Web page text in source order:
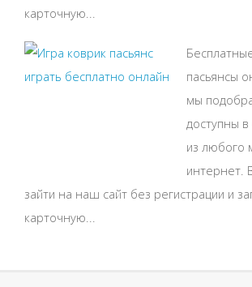
карточную...
пасьянсы
мы
доступны
из любого
интернет.
зайти на наш сайт без регистрации и
карточную...